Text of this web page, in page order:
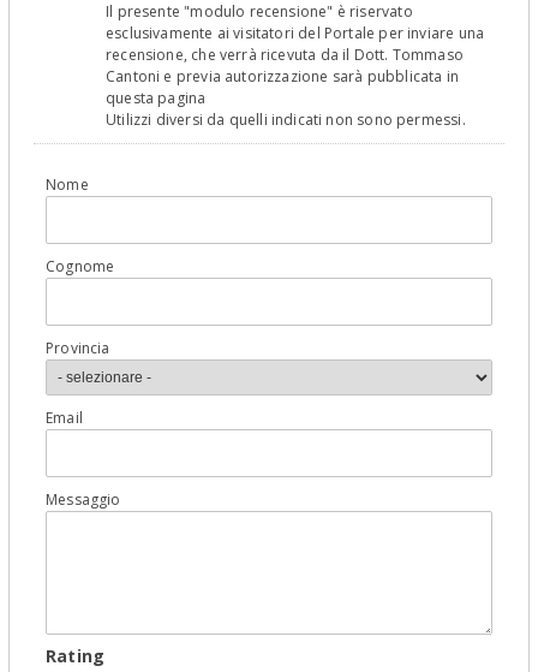
Il presente "modulo recensione" è riservato
esclusivamente ai visitatori del Portale per inviare una
recensione, che verrà ricevuta da il Dott. Tommaso
Cantoni e previa autorizzazione sarà pubblicata in
questa pagina
Utilizzi diversi da quelli indicati non sono permessi.
Nome
Cognome
Provincia
Email
Messaggio
Rating